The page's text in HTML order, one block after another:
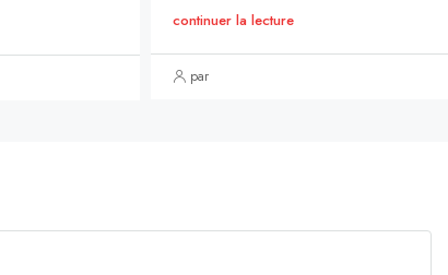
continuer la lecture
par